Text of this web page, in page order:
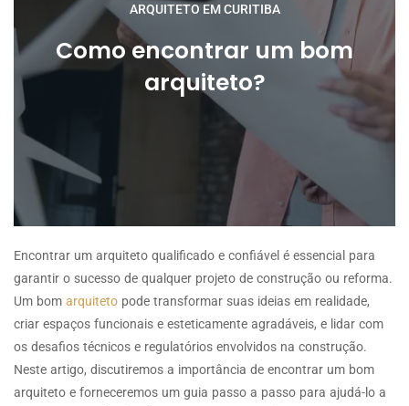
ARQUITETO EM CURITIBA
Como encontrar um bom
arquiteto?
Encontrar um arquiteto qualificado e confiável é essencial para
garantir o sucesso de qualquer projeto de construção ou reforma.
Um bom arquiteto pode transformar suas ideias em realidade,
criar espaços funcionais e esteticamente agradáveis, e lidar com
os desafios técnicos e regulatórios envolvidos na construção.
Neste artigo, discutiremos a importância de encontrar um bom
arquiteto e forneceremos um guia passo a passo para ajudá-lo a